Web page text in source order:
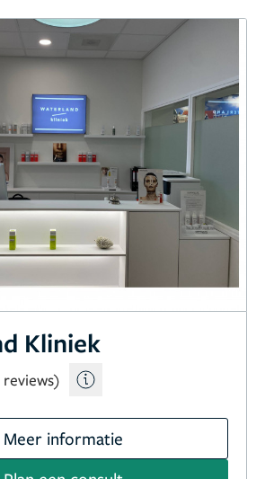
Kliniek
reviews)
Meer informatie